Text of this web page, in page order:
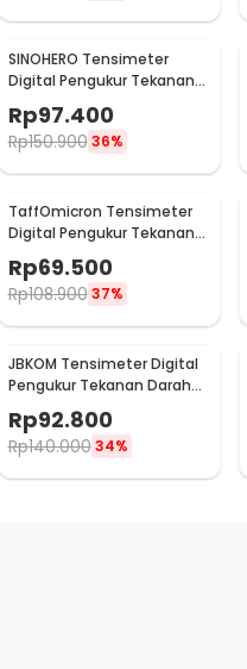
SINOHERO Tensimeter
Digital Pengukur Tekanan
Rp97.400
Rp150.900 36%
TaffOmicron Tensimeter
Digital Pengukur Tekanan
Darah Indonesia Voice -
A01
Rp69.500
Rp108.900 37%
JBKOM Tensimeter Digital
Pengukur Tekanan Darah
Dual Power Bahasa
Indonesia - BK-803
Rp92.800
Rp140.000 34%